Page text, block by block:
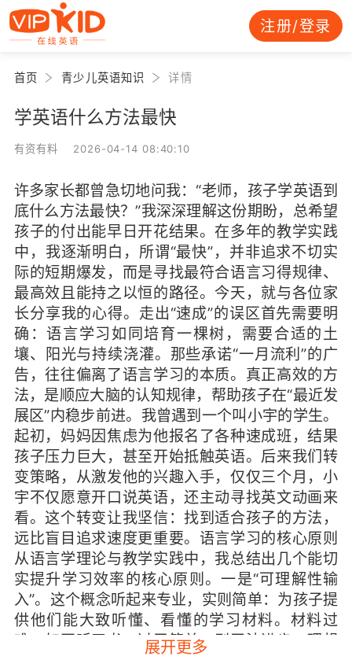
注册/登录
首页 青少儿英语知识 详情
学英语什么方法最快
有资有料 2026-04-14 08:40:10
许多家长都曾急切地问我：“老师，孩子学英语到
底什么方法最快？”我深深理解这份期盼，总希望
孩子的付出能早日开花结果。在多年的教学实践
中，我逐渐明白，所谓“最快”，并非追求不切实
际的短期爆发，而是寻找最符合语言习得规律、
最高效且能持之以恒的路径。今天，就与各位家
长分享我的心得。走出“速成”的误区首先需要明
确：语言学习如同培育一棵树，需要合适的土
壤、阳光与持续浇灌。那些承诺“一月流利”的广
告，往往偏离了语言学习的本质。真正高效的方
法，是顺应大脑的认知规律，帮助孩子在“最近发
展区”内稳步前进。我曾遇到一个叫小宇的学生。
起初，妈妈因焦虑为他报名了各种速成班，结果
孩子压力巨大，甚至开始抵触英语。后来我们转
变策略，从激发他的兴趣入手，仅仅三个月，小
宇不仅愿意开口说英语，还主动寻找英文动画来
看。这个转变让我坚信：找到适合孩子的方法，
远比盲目追求速度更重要。语言学习的核心原则
从语言学理论与教学实践中，我总结出几个能切
实提升学习效率的核心原则。一是“可理解性输
入”。这个概念听起来专业，实则简单：为孩子提
供他们能大致听懂、看懂的学习材料。材料过
难，如同听天书；过于简单，则无法进步。理想
状态是“i+1”——在孩子现有水平上，增加一点点
展开更多